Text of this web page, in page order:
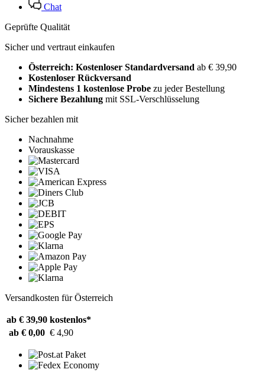
Chat
Geprüfte Qualität
Sicher und vertraut einkaufen
Österreich: Kostenloser Standardversand ab € 39,90
Kostenloser Rückversand
Mindestens 1 kostenlose Probe zu jeder Bestellung
Sichere Bezahlung mit SSL-Verschlüsselung
Sicher bezahlen mit
Nachnahme
Vorauskasse
Versandkosten für Österreich
ab € 39,90 kostenlos*
ab € 0,00 € 4,90